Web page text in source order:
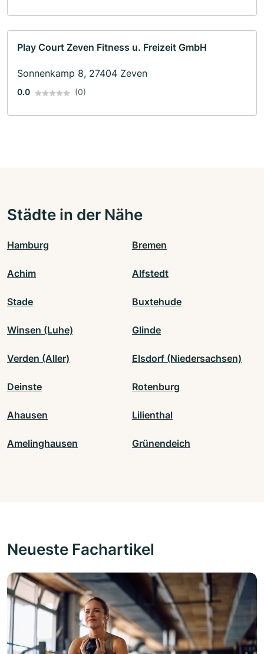
Play Court Zeven Fitness u. Freizeit GmbH
Sonnenkamp 8, 27404 Zeven
0.0 (0)
Städte in der Nähe
Hamburg Bremen
Achim Alfstedt
Stade Buxtehude
Winsen (Luhe) Glinde
Verden (Aller) Elsdorf (Niedersachsen)
Deinste Rotenburg
Ahausen Lilienthal
Amelinghausen Grünendeich
Neueste Fachartikel